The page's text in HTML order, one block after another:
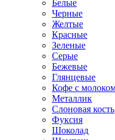
Белые
Черные
Желтые
Красные
Зеленые
Серые
Бежевые
Глянцевые
Кофе с
Металлик
Слоновая кость
Фуксия
Шоколад